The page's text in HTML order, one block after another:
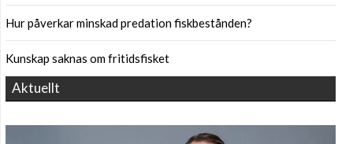
Hur påverkar minskad predation fiskbestånden?
Kunskap saknas om fritidsfisket
Aktuellt